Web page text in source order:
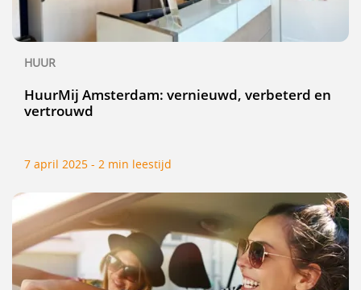
HUUR
HuurMij Amsterdam: vernieuwd, verbeterd en
vertrouwd
7 april 2025 - 2 min leestijd